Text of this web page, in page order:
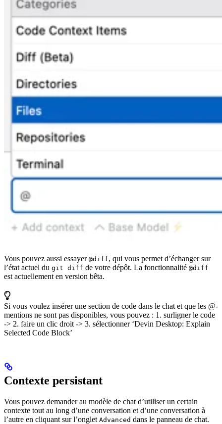
Vous pouvez aussi essayer @diff, qui vous permet d’échanger sur
l’état actuel du git diff de votre dépôt. La fonctionnalité @diff
est actuellement en version bêta.
Si vous voulez insérer une section de code dans le chat et que les @-
mentions ne sont pas disponibles, vous pouvez : 1. surligner le code
-> 2. faire un clic droit -> 3. sélectionner ‘Devin Desktop: Explain
Selected Code Block’
Contexte persistant
Vous pouvez demander au modèle de chat d’utiliser un certain
contexte tout au long d’une conversation et d’une conversation à
l’autre en cliquant sur l’onglet Advanced dans le panneau de chat.